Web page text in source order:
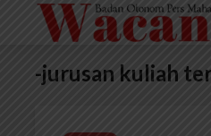
-jurusan kuliah